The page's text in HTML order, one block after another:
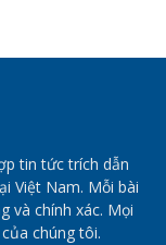
tin tức trích dẫn
Việt Nam. Mỗi bài
và chính xác. Mọi
chúng tôi.